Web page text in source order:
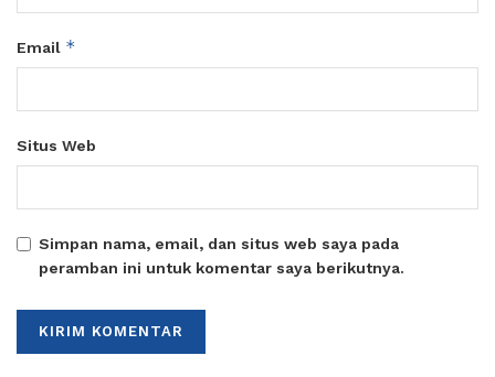
Email *
Situs Web
Simpan nama, email, dan situs web saya pada
peramban ini untuk komentar saya berikutnya.